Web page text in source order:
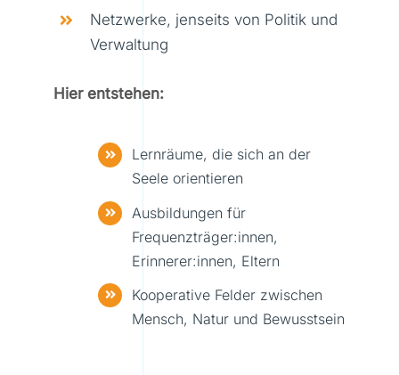
Netzwerke, jenseits von Politik und
Verwaltung
Hier entstehen:
Lernräume, die sich an der
Seele orientieren
Ausbildungen für
Frequenzträger:innen,
Erinnerer:innen, Eltern
Kooperative Felder zwischen
Mensch, Natur und Bewusstsein